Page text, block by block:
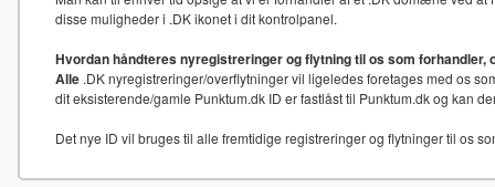
disse muligheder i .DK ikonet i dit kontrolpanel.
Hvordan håndteres nyregistreringer og flytning til os som
Alle .DK nyregistreringer/overflytninger vil ligeledes foretages med os
dit eksisterende/gamle Punktum.dk ID er fastlåst til Punktum.dk og kan
Det nye ID vil bruges til alle fremtidige registreringer og flytninger til os